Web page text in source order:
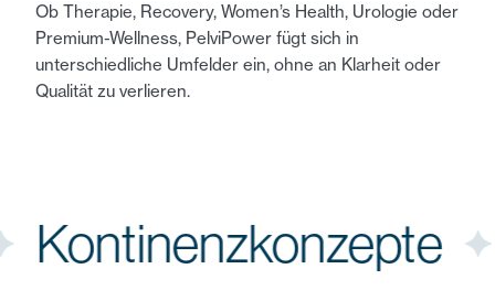
Ob Therapie, Recovery, Women’s Health, Urologie oder
Premium-Wellness, PelviPower fügt sich in
unterschiedliche Umfelder ein, ohne an Klarheit oder
Qualität zu verlieren.